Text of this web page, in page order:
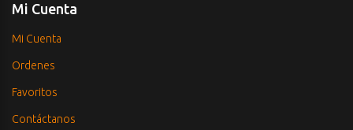
Mi Cuenta
Mi Cuenta
Ordenes
Favoritos
Contáctanos